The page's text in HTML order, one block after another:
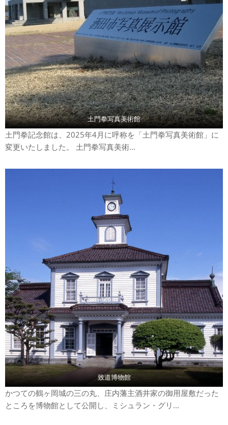
土門拳写真美術館
土門拳記念館は、2025年4月に呼称を「土門拳写真美術館」に
変更いたしました。 土門拳写真美術...
致道博物館
かつての鶴ヶ岡城の三の丸、庄内藩主酒井家の御用屋敷だった
ところを博物館として公開し、ミシュラン・グリ...